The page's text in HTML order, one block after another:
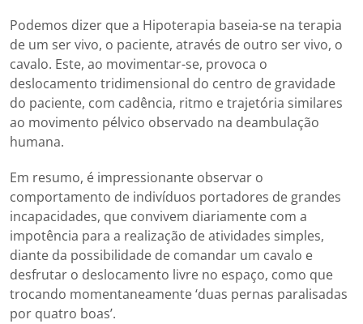
Podemos dizer que a Hipoterapia baseia-se na terapia
de um ser vivo, o paciente, através de outro ser vivo, o
cavalo. Este, ao movimentar-se, provoca o
deslocamento tridimensional do centro de gravidade
do paciente, com cadência, ritmo e trajetória similares
ao movimento pélvico observado na deambulação
humana.
Em resumo, é impressionante observar o
comportamento de indivíduos portadores de grandes
incapacidades, que convivem diariamente com a
impotência para a realização de atividades simples,
diante da possibilidade de comandar um cavalo e
desfrutar o deslocamento livre no espaço, como que
trocando momentaneamente ‘duas pernas paralisadas
por quatro boas’.